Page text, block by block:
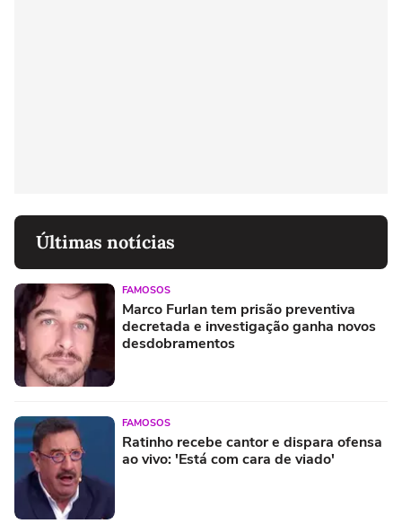
Últimas notícias
FAMOSOS
Marco Furlan tem prisão preventiva
decretada e investigação ganha novos
desdobramentos
FAMOSOS
Ratinho recebe cantor e dispara ofensa
ao vivo: 'Está com cara de viado'